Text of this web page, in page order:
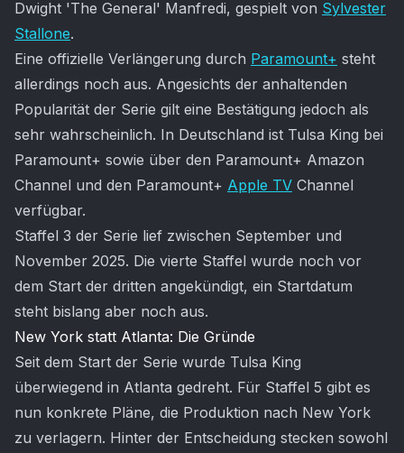
Dwight 'The General' Manfredi, gespielt von Sylvester
Stallone.
Eine offizielle Verlängerung durch Paramount+ steht
allerdings noch aus. Angesichts der anhaltenden
Popularität der Serie gilt eine Bestätigung jedoch als
sehr wahrscheinlich. In Deutschland ist Tulsa King bei
Paramount+ sowie über den Paramount+ Amazon
Channel und den Paramount+ Apple TV Channel
verfügbar.
Staffel 3 der Serie lief zwischen September und
November 2025. Die vierte Staffel wurde noch vor
dem Start der dritten angekündigt, ein Startdatum
steht bislang aber noch aus.
New York statt Atlanta: Die Gründe
Seit dem Start der Serie wurde Tulsa King
überwiegend in Atlanta gedreht. Für Staffel 5 gibt es
nun konkrete Pläne, die Produktion nach New York
zu verlagern. Hinter der Entscheidung stecken sowohl